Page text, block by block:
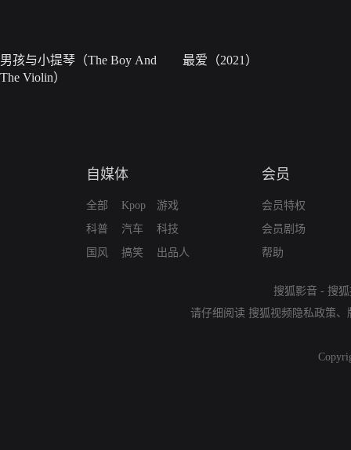
男孩与小提琴（The Boy And
The Violin）
最爱（2021）
自媒体
全部
科普
国风
Kpop
汽车
搞笑
游戏
科技
出品人
会员
会员特权
会员剧场
帮助
搜狐影音 - 搜
请仔细阅读 搜狐视频隐私政策、